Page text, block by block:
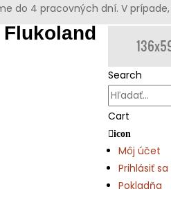
do 4 pracovných dní. V
Flukoland
Search
Cart
icon
Môj účet
Prihlásiť sa
Pokladňa